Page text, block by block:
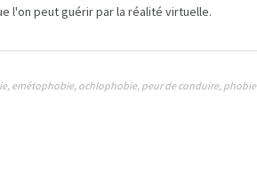
l'on peut guérir par la réalité virtuelle.
, emétophobie, ochlophobie, peur de conduire,